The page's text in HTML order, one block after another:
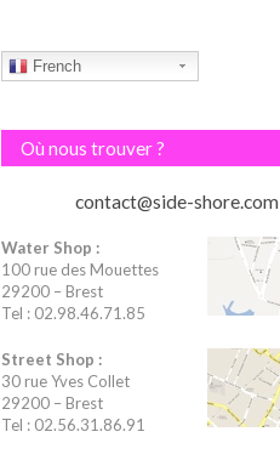
French
Où nous trouver ?
contact@side-shore.com
Water Shop :
100 rue des Mouettes
29200 – Brest
Tel : 02.98.46.71.85
Street Shop :
30 rue Yves Collet
29200 – Brest
Tel : 02.56.31.86.91